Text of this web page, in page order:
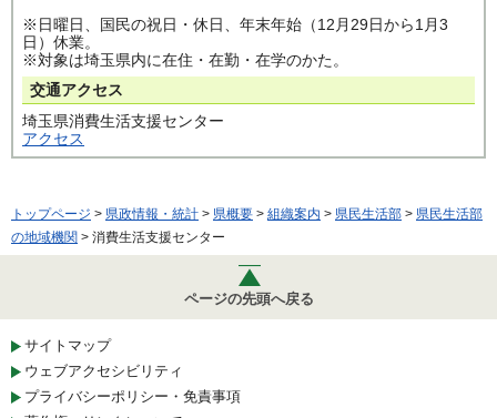
※日曜日、国民の祝日・休日、年末年始（12月29日から1月3
日）休業。
※対象は埼玉県内に在住・在勤・在学のかた。
交通アクセス
埼玉県消費生活支援センター
アクセス
トップページ > 県政情報・統計 > 県概要 > 組織案内 > 県民生活部 > 県民生活部
の地域機関 > 消費生活支援センター
ページの先頭へ戻る
サイトマップ
ウェブアクセシビリティ
プライバシーポリシー・免責事項